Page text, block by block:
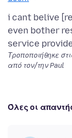
i cant belive
even bother
Τροποποιήθηκε
από τον/την Paul
Όλες οι